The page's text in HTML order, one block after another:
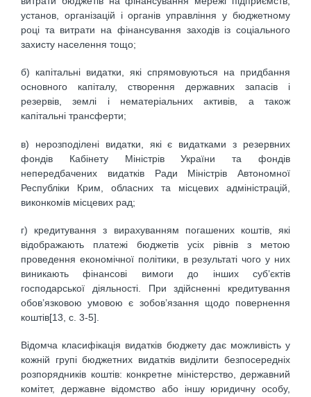
установ, організацій і органів управління у бюджетному
році та витрати на фінансування заходів із соціального
захисту населення тощо;
б) капітальні видатки, які спрямовуються на придбання
основного капіталу, створення державних запасів і
резервів, землі і нематеріальних активів, а також
капітальні трансферти;
в) нерозподілені видатки, які є видатками з резервних
фондів Кабінету Міністрів України та фондів
непередбачених видатків Ради Міністрів Автономної
Республіки Крим, обласних та місцевих адміністрацій,
виконкомів місцевих рад;
г) кредитування з вирахуванням погашених коштів, які
відображають платежі бюджетів усіх рівнів з метою
проведення економічної політики, в результаті чого у них
виникають фінансові вимоги до інших суб’єктів
господарської діяльності. При здійсненні кредитування
обов’язковою умовою є зобов’язання щодо повернення
коштів[13, c. 3-5].
Відомча класифікація видатків бюджету дає можливість у
кожній групі бюджетних видатків виділити безпосередніх
розпорядників коштів: конкретне міністерство, державний
комітет, державне відомство або іншу юридичну особу,